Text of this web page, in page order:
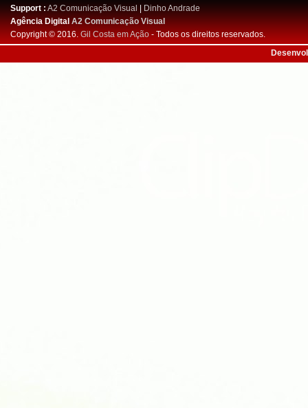
Support : A2 Comunicação Visual | Dinho Andrade
Agência DigitalA2 Comunicação Visual
Copyright © 2016. Gil Costa em Ação - Todos os direitos reservados.